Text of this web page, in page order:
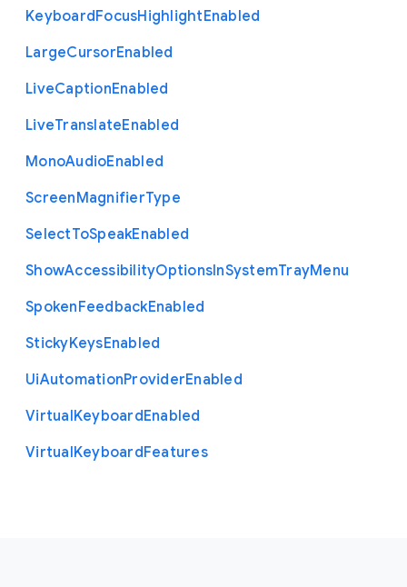
KeyboardFocusHighlightEnabled
LargeCursorEnabled
LiveCaptionEnabled
LiveTranslateEnabled
MonoAudioEnabled
ScreenMagnifierType
SelectToSpeakEnabled
ShowAccessibilityOptionsInSystemTrayMenu
SpokenFeedbackEnabled
StickyKeysEnabled
UiAutomationProviderEnabled
VirtualKeyboardEnabled
VirtualKeyboardFeatures